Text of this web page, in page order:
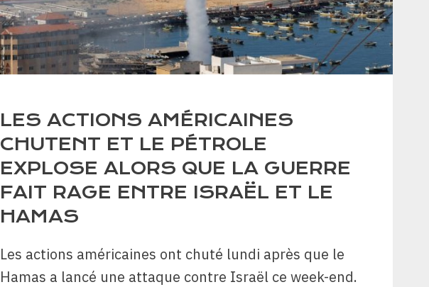
LES ACTIONS AMÉRICAINES
CHUTENT ET LE PÉTROLE
EXPLOSE ALORS QUE LA GUERRE
FAIT RAGE ENTRE ISRAËL ET LE
HAMAS
Les actions américaines ont chuté lundi après que le
Hamas a lancé une attaque contre Israël ce week-end.